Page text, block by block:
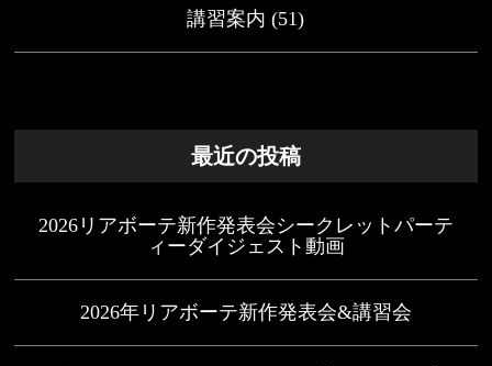
講習案内 (51)
最近の投稿
2026リアボーテ新作発表会シークレットパーテ
ィーダイジェスト動画
2026年リアボーテ新作発表会&講習会